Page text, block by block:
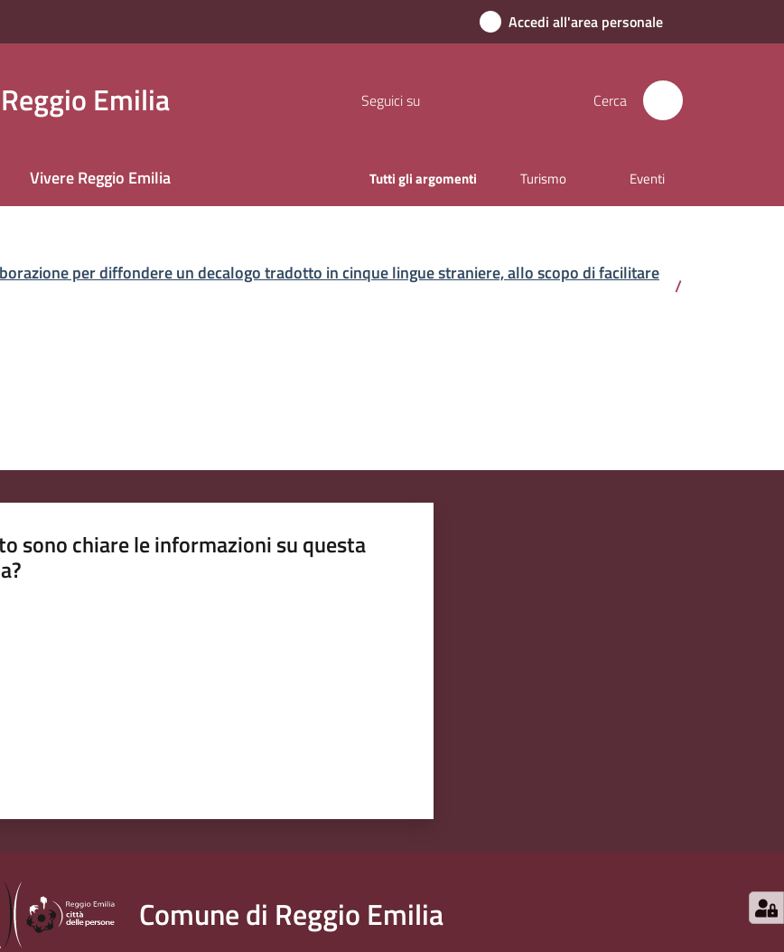
Accedi all'area personale
Emilia Seguici su Cerca
Vivere Reggio Emilia Tutti gli argomenti Turismo Eventi
per diffondere un decalogo tradotto in cinque lingue straniere, allo scopo di facilitare
/
sono chiare le informazioni su questa
Comune di Reggio Emilia